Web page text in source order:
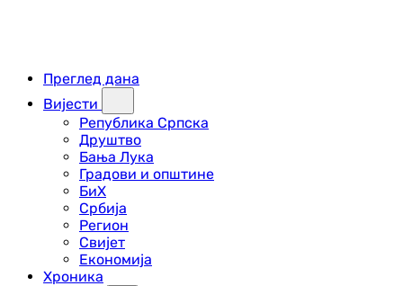
Преглед дана
Вијести
Република Српска
Друштво
Бања Лука
Градови и општине
БиХ
Србија
Регион
Свијет
Економија
Хроника